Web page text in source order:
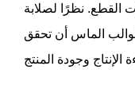
القطع. نظرًا لصلابة
الماس أن تحقق